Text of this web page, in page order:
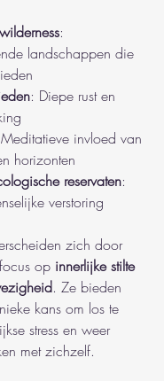
:
landschappen die
: Diepe rust en
invloed van
horizonten
reservaten:
verstoring
zich door
op innerlijke stilte
. Ze bieden
kans om los te
stress en weer
met zichzelf.